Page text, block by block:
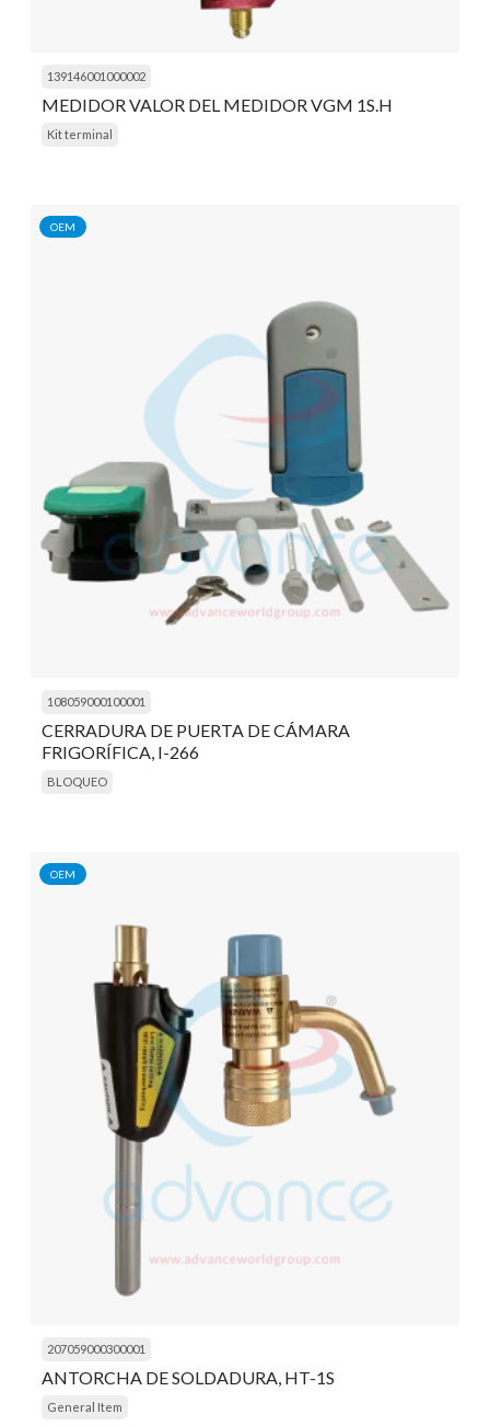
139146001000002
MEDIDOR VALOR DEL MEDIDOR VGM 1S.H
Kit terminal
OEM
108059000100001
CERRADURA DE PUERTA DE CÁMARA
FRIGORÍFICA, I-266
BLOQUEO
OEM
207059000300001
ANTORCHA DE SOLDADURA, HT-1S
General Item